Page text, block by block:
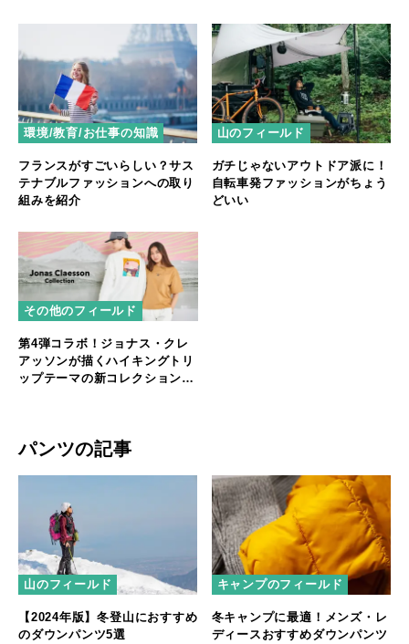
環境/教育/お仕事の知識
フランスがすごいらしい？サス
テナブルファッションへの取り
組みを紹介
山のフィールド
ガチじゃないアウトドア派に！
自転車発ファッションがちょう
どいい
その他のフィールド
第4弾コラボ！ジョナス・クレ
アッソンが描くハイキングトリ
ップテーマの新コレクション登
パンツの記事
山のフィールド
【2024年版】冬登山におすすめ
のダウンパンツ5選
キャンプのフィールド
冬キャンプに最適！メンズ・レ
ディースおすすめダウンパンツ